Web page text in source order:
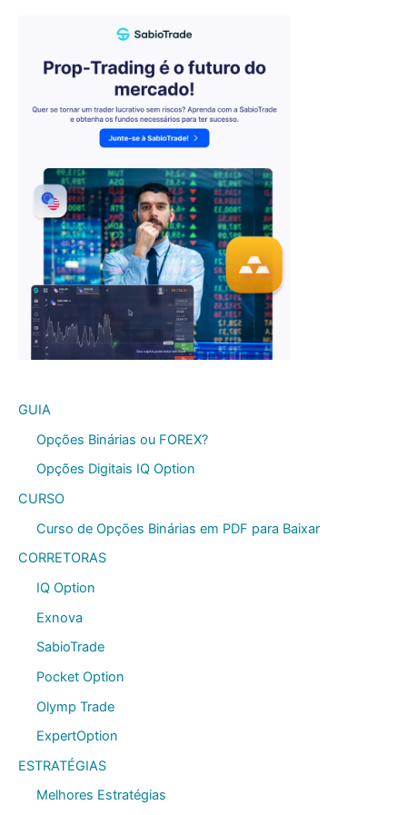
GUIA
Opções Binárias ou FOREX?
Opções Digitais IQ Option
CURSO
Curso de Opções Binárias em PDF para Baixar
CORRETORAS
IQ Option
Exnova
SabioTrade
Pocket Option
Olymp Trade
ExpertOption
ESTRATÉGIAS
Melhores Estratégias